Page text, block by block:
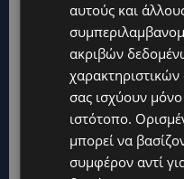
αυτούς και
ακριβών
σας ισχύουν
ιστότοπο.
μπορεί να
συμφέρον αντί